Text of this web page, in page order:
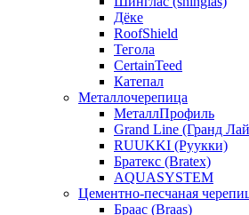
Дёке
RoofShield
Тегола
CertainTeed
Катепал
Металлочерепица
МеталлПрофиль
Grand Line (Гранд
RUUKKI (Руукки)
Братекс (Bratex)
AQUASYSTEM
Цементно-песчаная
Браас (Braas)